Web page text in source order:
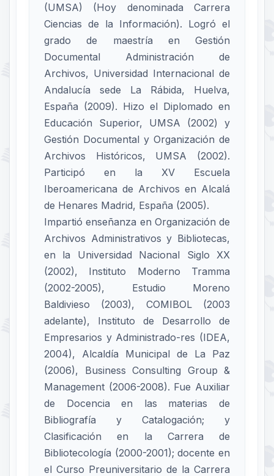
(UMSA) (Hoy denominada Carrera
Ciencias de la Información). Logró el
grado de maestría en Gestión
Documental Administración de
Archivos, Universidad Internacional de
Andalucía sede La Rábida, Huelva,
España (2009). Hizo el Diplomado en
Educación Superior, UMSA (2002) y
Gestión Documental y Organización de
Archivos Históricos, UMSA (2002).
Participó en la XV Escuela
Iberoamericana de Archivos en Alcalá
de Henares Madrid, España (2005).
Impartió enseñanza en Organización de
Archivos Administrativos y Bibliotecas,
en la Universidad Nacional Siglo XX
(2002), Instituto Moderno Tramma
(2002-2005), Estudio Moreno
Baldivieso (2003), COMIBOL (2003
adelante), Instituto de Desarrollo de
Empresarios y Administrado-res (IDEA,
2004), Alcaldía Municipal de La Paz
(2006), Business Consulting Group &
Management (2006-2008). Fue Auxiliar
de Docencia en las materias de
Bibliografía y Catalogación; y
Clasificación en la Carrera de
Bibliotecología (2000-2001); docente en
el Curso Preuniversitario de la Carrera